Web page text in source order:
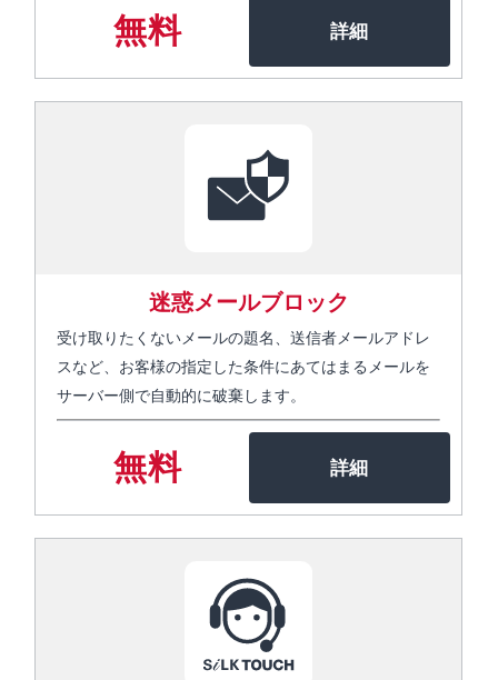
無料
迷惑メールブロック
受け取りたくないメールの題名、送信者メールアドレ
スなど、お客様の指定した条件にあてはまるメールを
サーバー側で自動的に破棄します。
無料